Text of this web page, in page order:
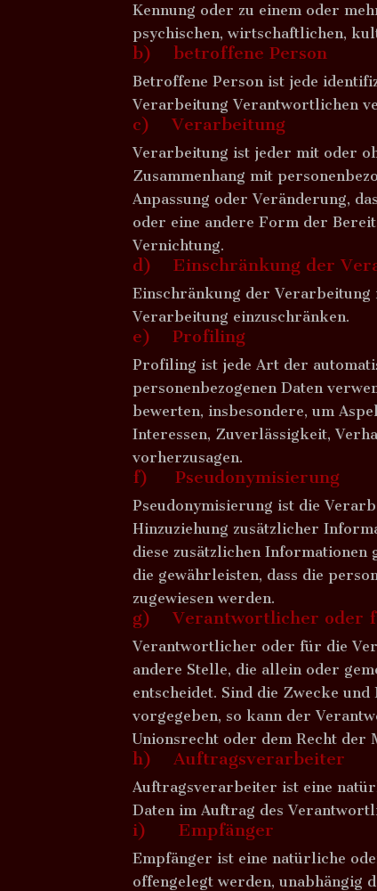
Kennung oder zu einem oder
psychischen, wirtschaftlichen,
b) betroffene Person
Betroffene Person ist jede
Verarbeitung Verantwortlichen
c) Verarbeitung
Verarbeitung ist jeder mit oder
Zusammenhang mit
Anpassung oder Veränderung,
oder eine andere Form der
Vernichtung.
d) Einschränkung der
Einschränkung der
Verarbeitung einzuschränken.
e) Profiling
Profiling ist jede Art der
personenbezogenen Daten
bewerten, insbesondere, um
Interessen, Zuverlässigkeit,
vorherzusagen.
f) Pseudonymisierung
Pseudonymisierung ist die
Hinzuziehung zusätzlicher
diese zusätzlichen Informationen
die gewährleisten, dass die
zugewiesen werden.
g) Verantwortlicher oder
Verantwortlicher oder für die
andere Stelle, die allein oder
entscheidet. Sind die Zwecke
vorgegeben, so kann der
Unionsrecht oder dem Recht der
h) Auftragsverarbeiter
Auftragsverarbeiter ist eine
Daten im Auftrag des
i) Empfänger
Empfänger ist eine natürliche
offengelegt werden, unabhängig